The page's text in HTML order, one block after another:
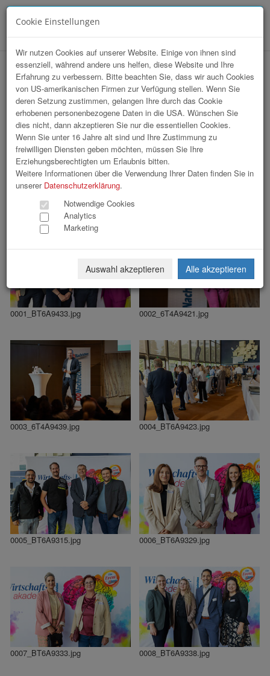
OÖN / Wirtschaftsakademie mit Manfred
Hückel
51 Bilder
1
0001_BT6A9433.jpg 0002_6T4A9421.jpg
0003_6T4A9439.jpg 0004_BT6A9423.jpg
0005_BT6A9315.jpg 0006_BT6A9329.jpg
0007_BT6A9333.jpg 0008_BT6A9338.jpg
Cookie Einstellungen
Wir nutzen Cookies auf unserer Website. Einige von ihnen sind
essenziell, während andere uns helfen, diese Website und Ihre
Erfahrung zu verbessern. Bitte beachten Sie, dass wir auch Cookies
von US-amerikanischen Firmen zur Verfügung stellen. Wenn Sie
deren Setzung zustimmen, gelangen Ihre durch das Cookie
erhobenen personenbezogene Daten in die USA. Wünschen Sie
dies nicht, dann akzeptieren Sie nur die essentiellen Cookies.
Wenn Sie unter 16 Jahre alt sind und Ihre Zustimmung zu
freiwilligen Diensten geben möchten, müssen Sie Ihre
Erziehungsberechtigten um Erlaubnis bitten.
Weitere Informationen über die Verwendung Ihrer Daten finden Sie in
unserer Datenschutzerklärung.
Notwendige Cookies
Analytics
Marketing
Auswahl akzeptieren Alle akzeptieren